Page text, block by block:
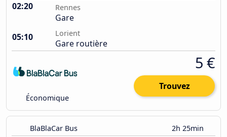
02:20 Rennes
Gare
05:10
Lorient
Gare routière
Économique
5 €
Trouvez
BlaBlaCar Bus 2h 25min